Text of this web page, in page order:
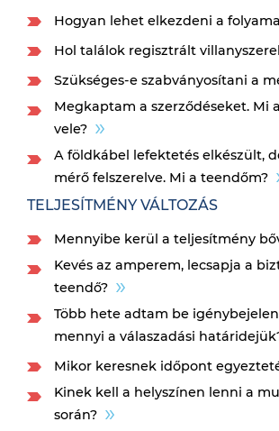
Hogyan lehet elkezdeni a
Hol találok regisztrált
Szükséges-e szabványosítani a
Megkaptam a szerződéseket. Mi
vele?
A földkábel lefektetés elkészült,
mérő felszerelve. Mi a teendőm?
TELJESÍTMÉNY VÁLTOZÁS
Mennyibe kerül a teljesítmény
Kevés az amperem, lecsapja a
teendő?
Több hete adtam be
mennyi a válaszadási
Mikor keresnek időpont
Kinek kell a helyszínen lenni a
során?